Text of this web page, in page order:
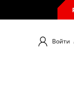
Войти